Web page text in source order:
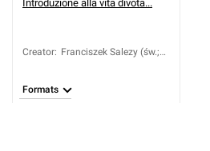
Introduzione alla vita divota...
Creator: Franciszek Salezy (św.;
Formats